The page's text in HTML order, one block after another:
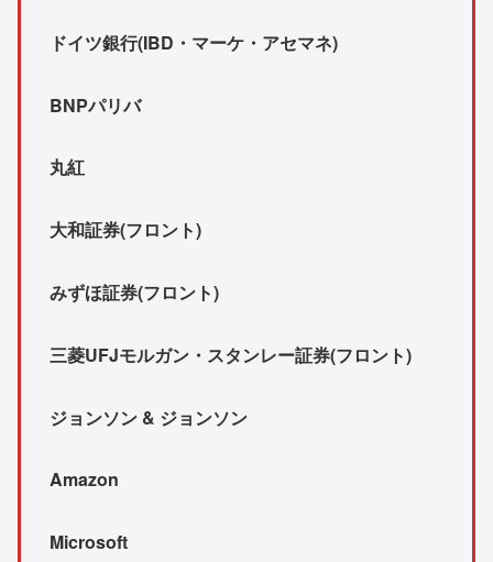
ドイツ銀行(IBD・マーケ・アセマネ)
BNPパリバ
丸紅
大和証券(フロント)
みずほ証券(フロント)
三菱UFJモルガン・スタンレー証券(フロント)
ジョンソン & ジョンソン
Amazon
Microsoft